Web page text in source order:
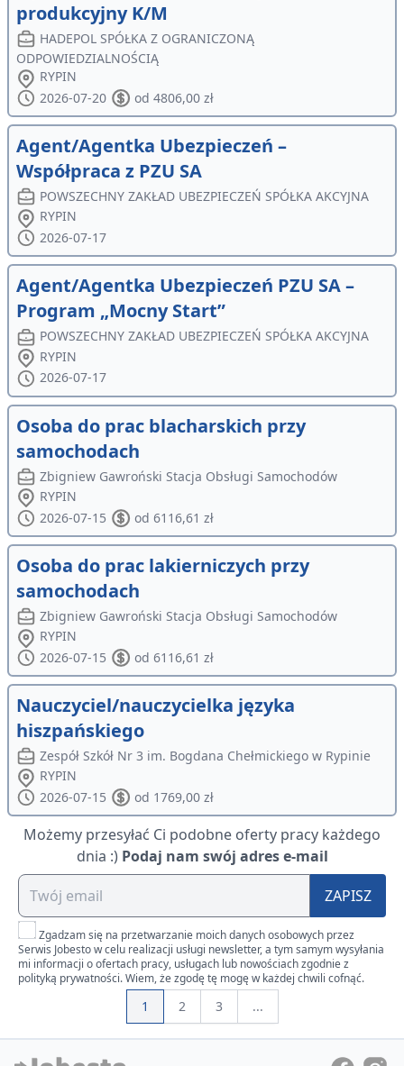
produkcyjny K/M
HADEPOL SPÓŁKA Z OGRANICZONĄ
ODPOWIEDZIALNOŚCIĄ
RYPIN
2026-07-20
od 4806,00 zł
Agent/Agentka Ubezpieczeń –
Współpraca z PZU SA
POWSZECHNY ZAKŁAD UBEZPIECZEŃ SPÓŁKA AKCYJNA
RYPIN
2026-07-17
Agent/Agentka Ubezpieczeń PZU SA –
Program „Mocny Start”
POWSZECHNY ZAKŁAD UBEZPIECZEŃ SPÓŁKA AKCYJNA
RYPIN
2026-07-17
Osoba do prac blacharskich przy
samochodach
Zbigniew Gawroński Stacja Obsługi Samochodów
RYPIN
2026-07-15
od 6116,61 zł
Osoba do prac lakierniczych przy
samochodach
Zbigniew Gawroński Stacja Obsługi Samochodów
RYPIN
2026-07-15
od 6116,61 zł
Nauczyciel/nauczycielka języka
hiszpańskiego
Zespół Szkół Nr 3 im. Bogdana Chełmickiego w Rypinie
RYPIN
2026-07-15
od 1769,00 zł
Możemy przesyłać Ci podobne oferty pracy każdego
dnia :) Podaj nam swój adres e-mail
ZAPISZ
Zgadzam się na przetwarzanie moich danych osobowych przez
Serwis Jobesto w celu realizacji usługi newsletter, a tym samym wysyłania
mi informacji o ofertach pracy, usługach lub nowościach zgodnie z
polityką prywatności. Wiem, że zgodę tę mogę w każdej chwili cofnąć.
1 2 3 ...